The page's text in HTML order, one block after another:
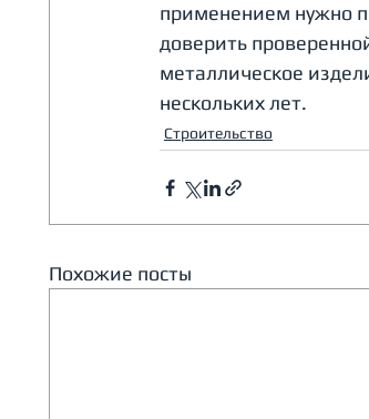
применением нужно
доверить
металлическое
нескольких лет.
Строительство
Похожие посты